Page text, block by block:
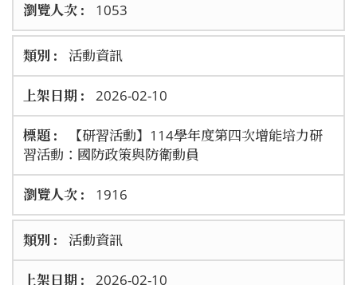
1053
活動資訊
2026-02-10
【研習活動】114學年度第四次增能培力研
習活動：國防政策與防衛動員
1916
活動資訊
2026-02-10